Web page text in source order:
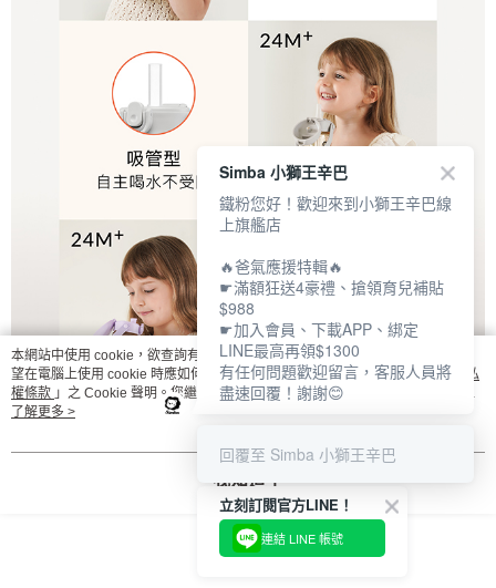
本網站中使用 cookie，欲查詢有關本網站使用 cookie 方式之詳情，及若您不希
望在電腦上使用 cookie 時應如何變更電腦的 cookie 設定，請參閱本網站「
隱私
權條款 」之 Cookie 聲明。您繼續使用本網站即表示您同意本公司得按本網站使
用條款之 Cookie 聲明使用 cookie。
了解更多 >
我知道了
立刻訂閱官方LINE！
連結 LINE 帳號
Simba 小獅王辛巴
鐵粉您好！歡迎來到小獅王辛巴線
上旗艦店
🔥爸氣應援特輯🔥
☛滿額狂送4豪禮、搶領育兒補貼
$988
☛加入會員、下載APP、綁定
LINE最高再領$1300
有任何問題歡迎留言，客服人員將
盡速回覆！謝謝😊
回覆至 Simba 小獅王辛巴